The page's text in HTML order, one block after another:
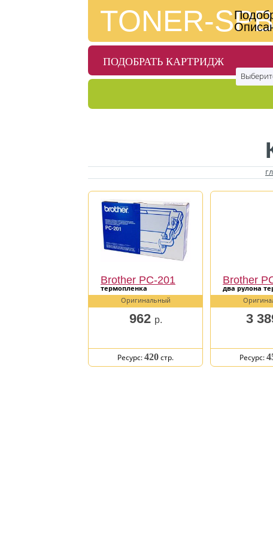
TONER-SPB
ПОДОБРАТЬ КАРТРИДЖ
Brother PC-201
термопленка
Оригинальный
962 р.
Ресурс:420стр.
Brother
два рулона
3
Ресурс: